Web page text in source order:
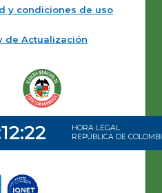
y condiciones de uso
de Actualización